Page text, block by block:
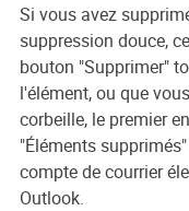
Si vous avez
suppression douce,
bouton "Supprimer"
l'élément, ou que
corbeille, le premier
"Éléments
compte de courrier
Outlook.